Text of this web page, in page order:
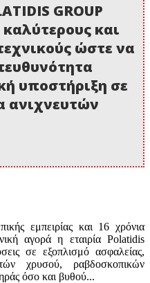
GROUP
καλύτερους και
ώστε να
υποστήριξη σε
ανιχνευτών
εμπειρίας και 16 χρόνια
αγορά η εταιρία Polatidis
σε εξοπλισμό ασφαλείας,
χρυσού, ραβδοσκοπικών
όσο και βυθού...